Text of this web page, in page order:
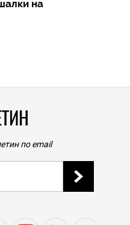
на
по email